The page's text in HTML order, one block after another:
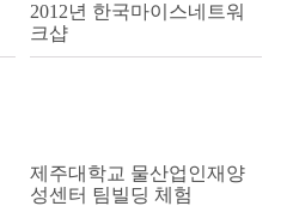
2012년 한국마이스네트워
크샵
제주대학교 물산업인재양
성센터 팀빌딩 체험